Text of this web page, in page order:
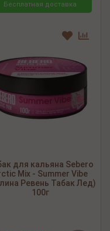
Бесплатная доставка
для кальяна Sebero
Mix - Summer Vibe
Ревень Табак Лед)
100г